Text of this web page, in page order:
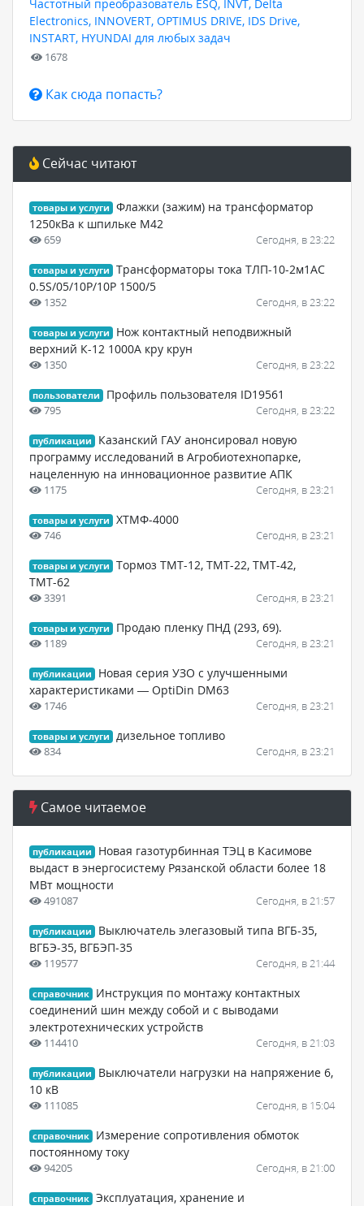
Частотный преобразователь ESQ, INVT, Delta
Electronics, INNOVERT, OPTIMUS DRIVE, IDS Drive,
INSTART, HYUNDAI для любых задач
1678
Как сюда попасть?
Сейчас читают
товары и услуги
Флажки (зажим) на трансформатор
1250кВа к шпильке М42
659 Сегодня, в 23:22
товары и услуги
Трансформаторы тока ТЛП-10-2м1АС
0.5S/05/10Р/10Р 1500/5
1352 Сегодня, в 23:22
товары и услуги
Нож контактный неподвижный
верхний К-12 1000А кру крун
1350 Сегодня, в 23:22
пользователи Профиль пользователя ID19561
795 Сегодня, в 23:22
публикации
Казанский ГАУ анонсировал новую
программу исследований в Агробиотехнопарке,
нацеленную на инновационное развитие АПК
1175 Сегодня, в 23:21
товары и услуги ХТМФ-4000
746 Сегодня, в 23:21
товары и услуги
Тормоз ТМТ-12, ТМТ-22, ТМТ-42,
ТМТ-62
3391 Сегодня, в 23:21
товары и услуги Продаю пленку ПНД (293, 69).
1189 Сегодня, в 23:21
публикации
Новая серия УЗО с улучшенными
характеристиками — OptiDin DM63
1746 Сегодня, в 23:21
товары и услуги дизельное топливо
834 Сегодня, в 23:21
Самое читаемое
публикации
Новая газотурбинная ТЭЦ в Касимове
выдаст в энергосистему Рязанской области более 18
МВт мощности
491087 Сегодня, в 21:57
публикации
Выключатель элегазовый типа ВГБ-35,
ВГБЭ-35, ВГБЭП-35
119577 Сегодня, в 21:44
справочник
Инструкция по монтажу контактных
соединений шин между собой и с выводами
электротехнических устройств
114410 Сегодня, в 21:03
публикации
Выключатели нагрузки на напряжение 6,
10 кВ
111085 Сегодня, в 15:04
справочник
Измерение сопротивления обмоток
постоянному току
94205 Сегодня, в 21:00
справочник Эксплуатация, хранение и